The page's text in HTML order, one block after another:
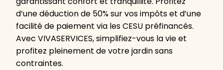
d’une déduction de 50% sur vos impôts et d’une
facilité de paiement via les CESU préfinancés.
Avec VIVASERVICES, simplifiez-vous la vie et
profitez pleinement de votre jardin sans
contraintes.